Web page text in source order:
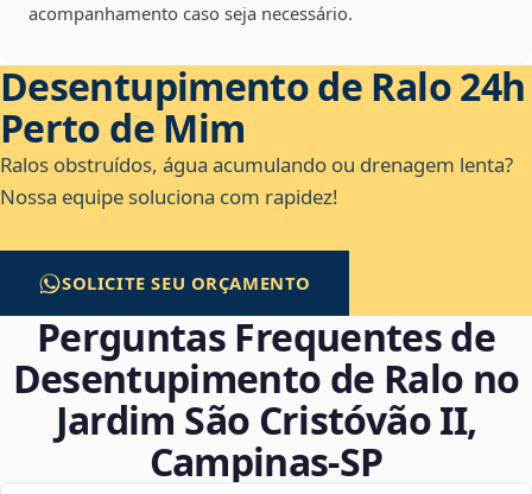
acompanhamento caso seja necessário.
Desentupimento de Ralo 24h
Perto de Mim
Ralos obstruídos, água acumulando ou drenagem lenta?
Nossa equipe soluciona com rapidez!
SOLICITE SEU ORÇAMENTO
Perguntas Frequentes de
Desentupimento de Ralo no
Jardim São Cristóvão II,
Campinas‑SP